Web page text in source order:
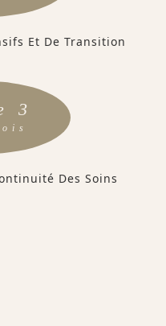
Et De Transition
3
Des Soins